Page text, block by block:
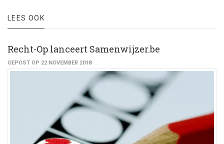
LEES OOK
Recht-Op lanceert Samenwijzer.be
GEPOST OP 22 NOVEMBER 2018